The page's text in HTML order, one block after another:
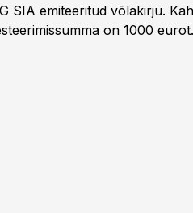
SIA emiteeritud võlakirju.
on 1000 eurot.